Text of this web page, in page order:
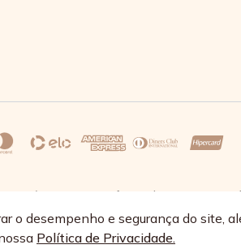
o desempenho e segurança do site,
Política de Privacidade.
às 17:30 e sexta-feira até as 16:30,
0064-89